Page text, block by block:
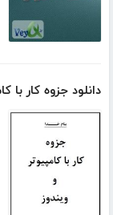
دانلود جزوه کار با